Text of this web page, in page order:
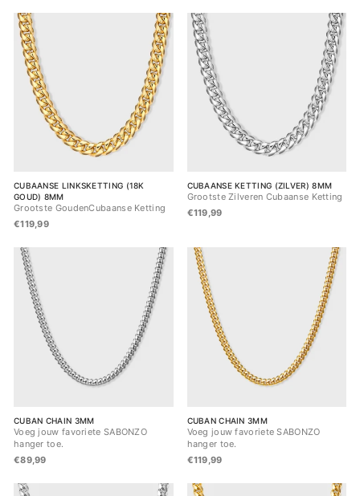
CUBAANSE LINKSKETTING (18K
GOUD) 8MM
Grootste GoudenCubaanse Ketting
€119,99
CUBAANSE KETTING (ZILVER) 8MM
Grootste Zilveren Cubaanse Ketting
€119,99
CUBAN CHAIN 3MM
Voeg jouw favoriete SABONZO
hanger toe.
€89,99
CUBAN CHAIN 3MM
Voeg jouw favoriete SABONZO
hanger toe.
€119,99